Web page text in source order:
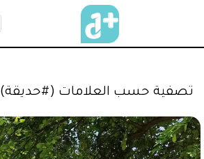
تصفية حسب العلامات (#حديقة)